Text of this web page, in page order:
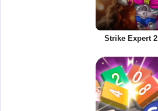
Strike Expert 2